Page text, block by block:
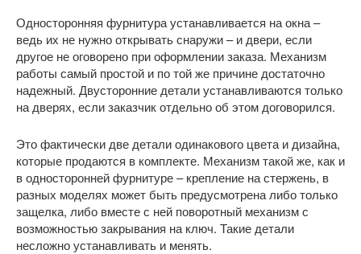
Односторонняя фурнитура устанавливается на окна –
ведь их не нужно открывать снаружи – и двери, если
другое не оговорено при оформлении заказа. Механизм
работы самый простой и по той же причине достаточно
надежный. Двусторонние детали устанавливаются только
на дверях, если заказчик отдельно об этом договорился.
Это фактически две детали одинакового цвета и дизайна,
которые продаются в комплекте. Механизм такой же, как и
в односторонней фурнитуре – крепление на стержень, в
разных моделях может быть предусмотрена либо только
защелка, либо вместе с ней поворотный механизм с
возможностью закрывания на ключ. Такие детали
несложно устанавливать и менять.